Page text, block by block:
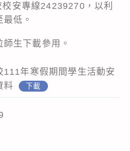
安專線24239270，以利
低。
生下載參用。
111年寒假期間學生活動安
料
下載